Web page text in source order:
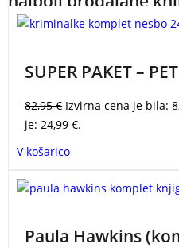
smehu in strahu, o
ki jih višina ne
do Himalaje
Slepa pega, Zločini v
SUPER PAKET – PET
SUPER PAKET –
82,95€ Izvirna cena je bila:
je: 24,99 €.
V košarico
Paula Hawkins